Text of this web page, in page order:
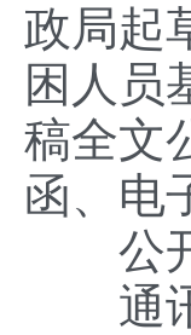
政局起
困人员
稿全文
函、电
公开
通讯